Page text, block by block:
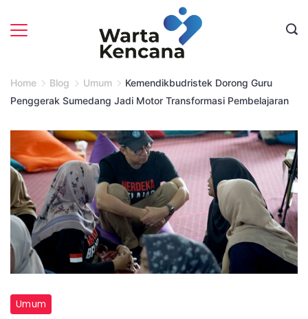
to
Home Blog Umum
Kemendikbudristek Dorong Guru
Penggerak Sumedang Jadi Motor Transformasi Pembelajaran
PAUD
Umum